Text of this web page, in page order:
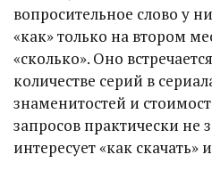
вопросительное слово у
«как» только на втором
«сколько». Оно
количестве серий в
знаменитостей и
запросов практически не
интересует «как скачать»